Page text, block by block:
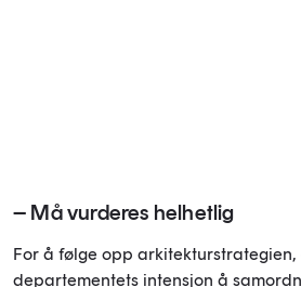
– Må vurderes helhetlig
For å følge opp
departementets intensjon å